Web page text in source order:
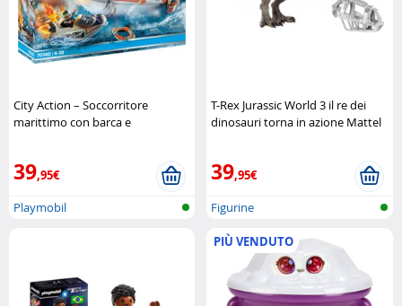
City Action – Soccorritore
marittimo con barca e
39,95€
Playmobil
T-Rex Jurassic World 3 il re dei
dinosauri torna in azione Mattel
39,95€
Figurine
PIÙ VENDUTO